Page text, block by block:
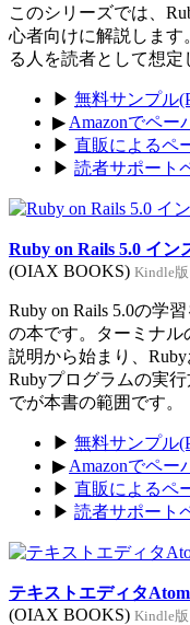
このシリーズでは、
心者向けに解説します
る人を読者として想定
▶ 無料サンプル
▶ Amazonでペー
▶ 直販によるペ
▶ 読者サポート
Ruby on Rails 5.0 イン
(OIAX BOOKS) Kindle版
Ruby on Rails 5.0の学
の本です。ターミナ
説明から始まり、Ruby
Rubyプログラムの実
でが本書の範囲です。
▶ 無料サンプル
▶ Amazonでペー
▶ 直販によるペ
▶ 読者サポート
テキストエディタ
(OIAX BOOKS) Kindle版